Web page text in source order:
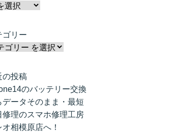
ゴリー
の投稿
のバッテリー交換
データそのまま・最短
修理のスマホ修理工房
オ相模原店へ！